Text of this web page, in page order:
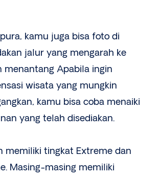
kamu juga bisa foto di
jalur yang mengarah ke
menantang Apabila ingin
wisata yang mungkin
kamu bisa coba menaiki
yang telah disediakan.
memiliki tingkat Extreme dan
Masing-masing memiliki